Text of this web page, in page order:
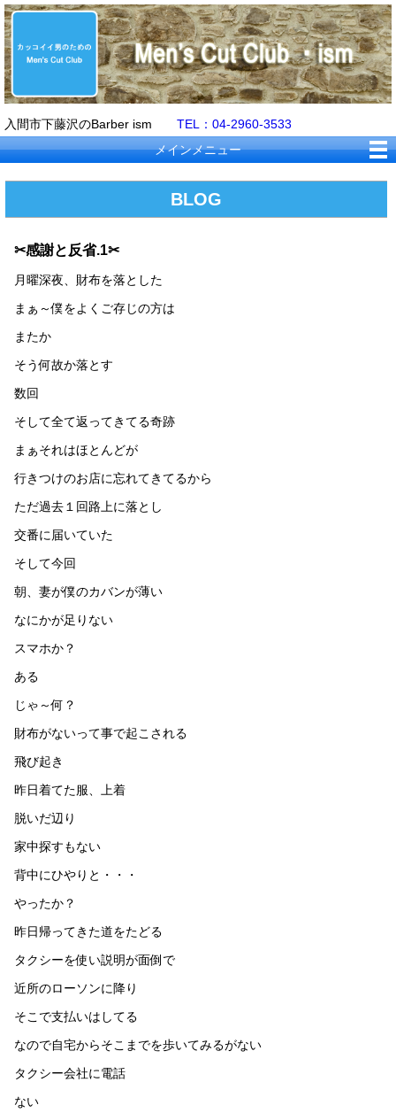
入間市下藤沢のBarber ism TEL：04-2960-3533
メインメニュー
BLOG
✂感謝と反省.1✂
月曜深夜、財布を落とした
まぁ～僕をよくご存じの方は
またか
そう何故か落とす
数回
そして全て返ってきてる奇跡
まぁそれはほとんどが
行きつけのお店に忘れてきてるから
ただ過去１回路上に落とし
交番に届いていた
そして今回
朝、妻が僕のカバンが薄い
なにかが足りない
スマホか？
ある
じゃ～何？
財布がないって事で起こされる
飛び起き
昨日着てた服、上着
脱いだ辺り
家中探すもない
背中にひやりと・・・
やったか？
昨日帰ってきた道をたどる
タクシーを使い説明が面倒で
近所のローソンに降り
そこで支払いはしてる
なので自宅からそこまでを歩いてみるがない
タクシー会社に電話
ない